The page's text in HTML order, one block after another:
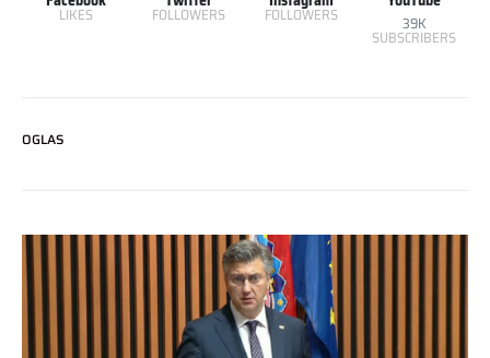
LIKES FOLLOWERS FOLLOWERS 39K
SUBSCRIBERS
OGLAS